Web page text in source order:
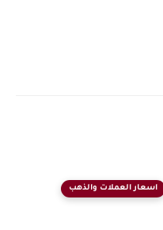
اسعار العملات والذهب